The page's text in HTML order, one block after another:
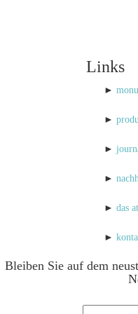
Links
►
►
►
►
► das
►
Bleiben Sie auf dem